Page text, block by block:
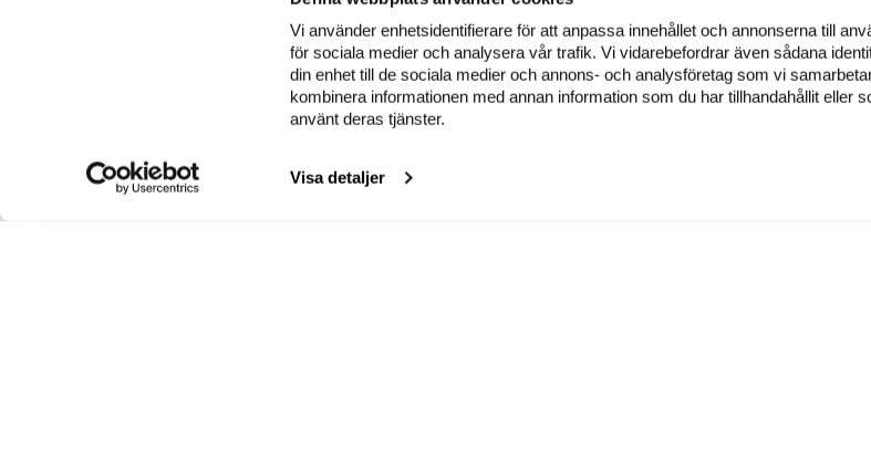
Vi använder enhetsidentifierare för att anpassa innehållet och annonserna till
för sociala medier och analysera vår trafik. Vi vidarebefordrar även sådana
din enhet till de sociala medier och annons- och analysföretag som vi
kombinera informationen med annan information som du har tillhandahållit eller
använt deras tjänster.
Visa detaljer